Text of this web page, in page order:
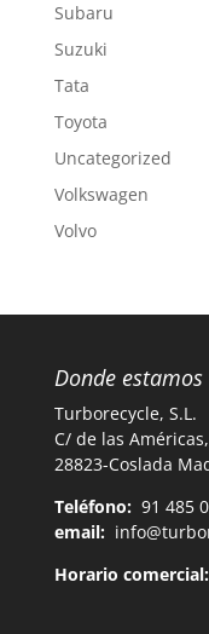
Subaru
Suzuki
Tata
Toyota
Uncategorized
Volkswagen
Volvo
Donde estamos
Turborecycle, S.L.
C/ de las
28823-Coslada
Teléfono: 91 485
email:
Horario comercial: